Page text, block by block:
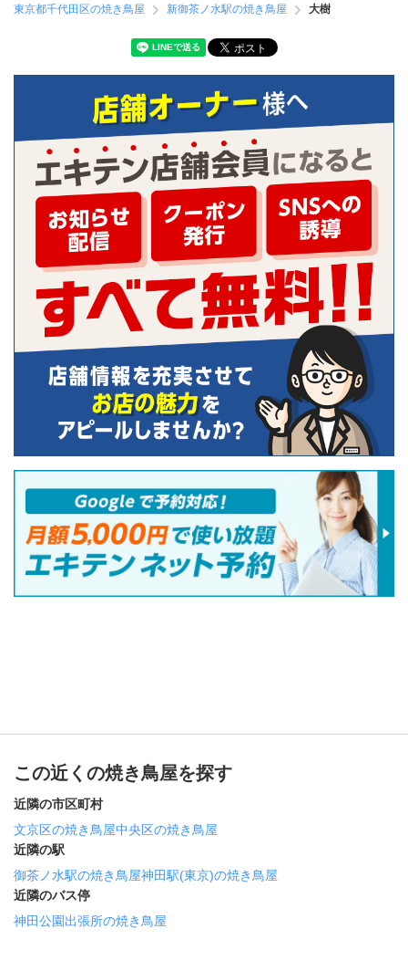
東京都千代田区の焼き鳥屋
新御茶ノ水駅の焼き鳥屋 大樹
この近くの焼き鳥屋を探す
近隣の市区町村
文京区の焼き鳥屋中央区の焼き鳥屋
近隣の駅
御茶ノ水駅の焼き鳥屋神田駅(東京)の焼き鳥屋
近隣のバス停
神田公園出張所の焼き鳥屋